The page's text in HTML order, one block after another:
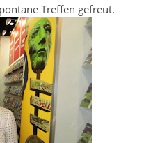
Treffen gefreut.